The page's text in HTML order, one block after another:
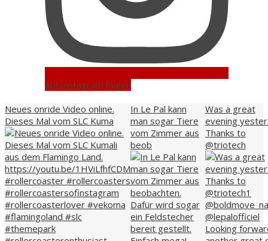
Auf Instagram folgen
Neues onride Video online.
Dieses Mal vom SLC Kuma
In Le Pal kann
man sogar Tiere
vom Zimmer aus
beob
Was a great
evening
Thanks to
@triotech